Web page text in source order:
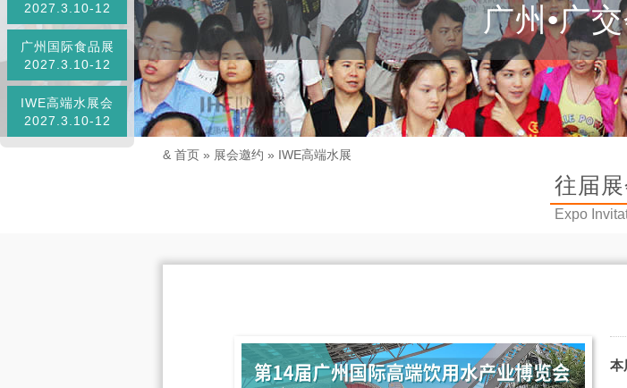
广州•广
2027.3.10-12
广州国际食品展
2027.3.10-12
IWE高端水展会
2027.3.10-12
& 首页 » 展会邀约 » IWE高端水展
往届
Expo
本